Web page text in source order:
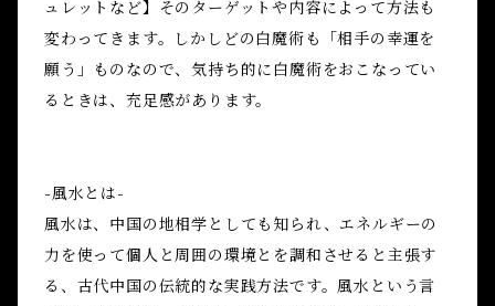
ュレットなど】そのターゲットや内容によって方法も
変わってきます。しかしどの白魔術も「相手の幸運を
願う」ものなので、気持ち的に白魔術をおこなってい
るときは、充足感があります。
-風水とは-
風水は、中国の地相学としても知られ、エネルギーの
力を使って個人と周囲の環境とを調和させると主張す
る、古代中国の伝統的な実践方法です。風水という言